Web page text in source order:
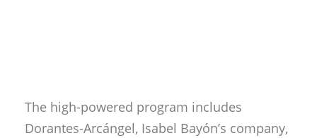
The high-powered program includes
Dorantes-Arcángel, Isabel Bayón’s company,